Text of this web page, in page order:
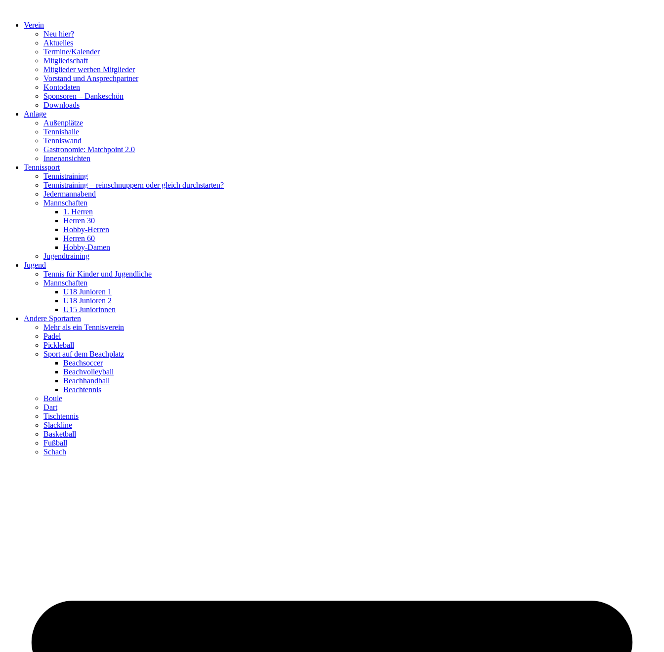
springenVerein
Neu hier?
Aktuelles
Termine/Kalender
Mitgliedschaft
Mitglieder werben Mitglieder
Vorstand und Ansprechpartner
Kontodaten
Sponsoren – Dankeschön
Downloads
Anlage
Außenplätze
Tennishalle
Tenniswand
Gastronomie: Matchpoint 2.0
Innenansichten
Tennissport
Tennistraining
Tennistraining – reinschnuppern oder gleich durchstarten?
Jedermannabend
Mannschaften
1. Herren
Herren 30
Hobby-Herren
Herren 60
Hobby-Damen
Jugendtraining
Jugend
Tennis für Kinder und Jugendliche
Mannschaften
U18 Junioren 1
U18 Junioren 2
U15 Juniorinnen
Andere Sportarten
Mehr als ein Tennisverein
Padel
Pickleball
Sport auf dem Beachplatz
Beachsoccer
Beachvolleyball
Beachhandball
Beachtennis
Boule
Dart
Tischtennis
Slackline
Basketball
Fußball
Schach